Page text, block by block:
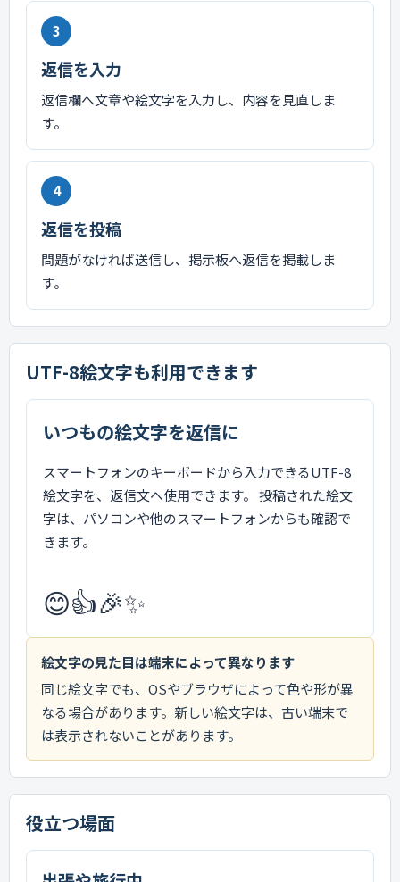
3
返信を入力
返信欄へ文章や絵文字を入力し、内容を見直しま
す。
4
返信を投稿
問題がなければ送信し、掲示板へ返信を掲載しま
す。
UTF-8絵文字も利用できます
いつもの絵文字を返信に
スマートフォンのキーボードから入力できるUTF-8
絵文字を、返信文へ使用できます。 投稿された絵文
字は、パソコンや他のスマートフォンからも確認で
きます。
😊👍🎉✨
絵文字の見た目は端末によって異なります
同じ絵文字でも、OSやブラウザによって色や形が異
なる場合があります。新しい絵文字は、古い端末で
は表示されないことがあります。
役立つ場面